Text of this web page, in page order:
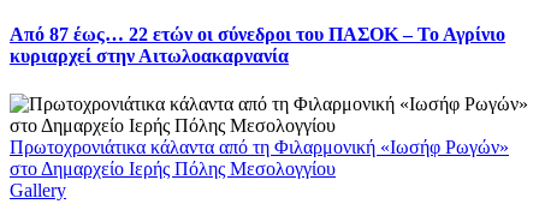
Από 87 έως… 22 ετών οι σύνεδροι του ΠΑΣΟΚ – Το Αγρίνιο
κυριαρχεί στην Αιτωλοακαρνανία
Πρωτοχρονιάτικα κάλαντα από τη Φιλαρμονική «Ιωσήφ Ρωγών»
στο Δημαρχείο Ιερής Πόλης Μεσολογγίου
Gallery